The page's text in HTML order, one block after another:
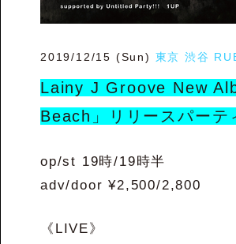
2019/12/15 (Sun) 東京 渋谷
Lainy J Groove New
Beach」リリースパーテ
op/st 19時/19時半
adv/door ¥2,500/2,800
《 LIVE》